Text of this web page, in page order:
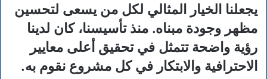
يجعلنا الخيار المثالي لكل من يسعى لتحسين
مظهر وجودة مبناه. منذ تأسيسنا، كان لدينا
رؤية واضحة تتمثل في تحقيق أعلى معايير
الاحترافية والابتكار في كل مشروع نقوم به.